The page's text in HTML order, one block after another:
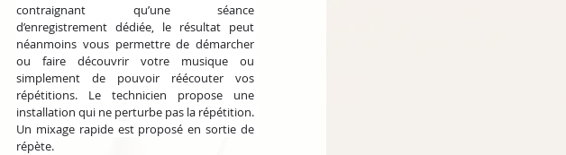
contraignant qu’une séance
d’enregistrement dédiée, le résultat peut
néanmoins vous permettre de démarcher
ou faire découvrir votre musique ou
simplement de pouvoir réécouter vos
répétitions. Le technicien propose une
installation qui ne perturbe pas la répétition.
Un mixage rapide est proposé en sortie de
répète.